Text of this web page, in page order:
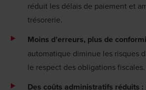
réduit les délais de paiement et
trésorerie.
Moins d’erreurs, plus de
automatique diminue les risques
le respect des obligations fiscales.
Des coûts administratifs réduits :